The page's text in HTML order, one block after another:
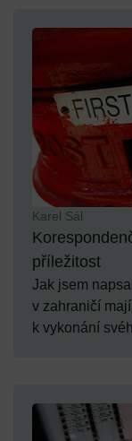
Karel Sál
příležitost
Jak jsem
v zahraničí
k vykonání